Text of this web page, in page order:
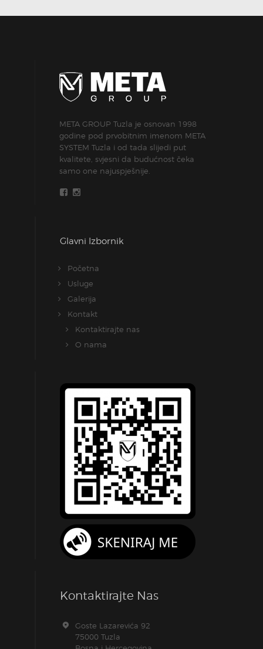
META GROUP Tuzla je osnovan 1998
godine pod prvobitnim imenom META
SYSTEM Tuzla i od tada slijedi put
kvalitete, svjesni da budućnost čeka
samo one najuspješnije.
Glavni Izbornik
Početna
Usluge
Galerija
Kontakt
Kontaktirajte nas
O nama
Kontaktirajte Nas
Goste Lazarevića 92
75000 Tuzla